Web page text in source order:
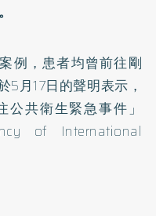
例，患者均曾前往剛
5月17日的聲明表示，
共衛生緊急事件」
of International